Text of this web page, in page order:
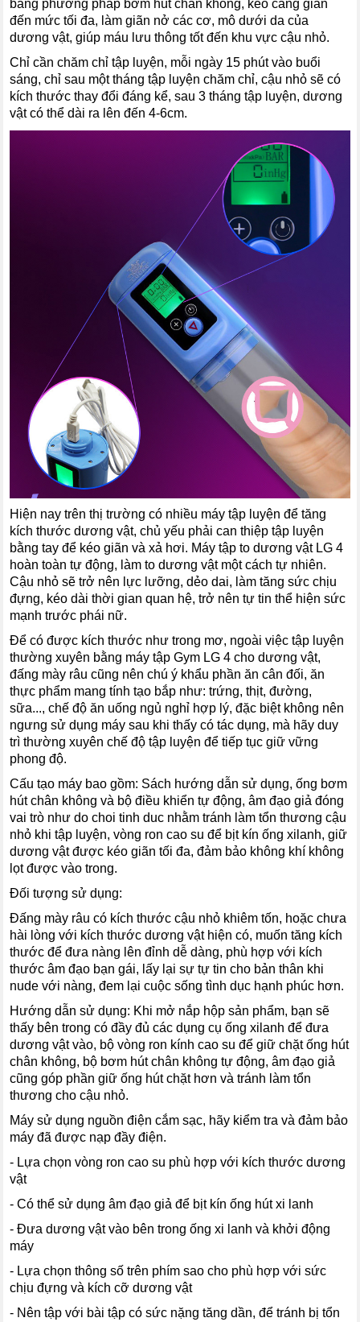
bằng phương pháp bơm hút chân không, kéo căng giãn
đến mức tối đa, làm giãn nở các cơ, mô dưới da của
dương vật, giúp máu lưu thông tốt đến khu vực cậu nhỏ.
Chỉ cần chăm chỉ tập luyện, mỗi ngày 15 phút vào buổi
sáng, chỉ sau một tháng tập luyện chăm chỉ, cậu nhỏ sẽ có
kích thước thay đổi đáng kể, sau 3 tháng tập luyện, dương
vật có thể dài ra lên đến 4-6cm.
Hiện nay trên thị trường có nhiều máy tập luyện để tăng
kích thước dương vật, chủ yếu phải can thiệp tập luyện
bằng tay để kéo giãn và xả hơi. Máy tập to dương vật LG 4
hoàn toàn tự động, làm to dương vật một cách tự nhiên.
Cậu nhỏ sẽ trở nên lực lưỡng, dẻo dai, làm tăng sức chịu
đựng, kéo dài thời gian quan hệ, trở nên tự tin thể hiện sức
mạnh trước phái nữ.
Để có được kích thước như trong mơ, ngoài việc tập luyện
thường xuyên bằng máy tập Gym LG 4 cho dương vật,
đấng mày râu cũng nên chú ý khẩu phần ăn cân đối, ăn
thực phẩm mang tính tạo bắp như: trứng, thịt, đường,
sữa..., chế độ ăn uống ngủ nghỉ hợp lý, đặc biệt không nên
ngưng sử dụng máy sau khi thấy có tác dụng, mà hãy duy
trì thường xuyên chế độ tập luyện để tiếp tục giữ vững
phong độ.
Cấu tạo máy bao gồm: Sách hướng dẫn sử dụng, ống bơm
hút chân không và bộ điều khiển tự động, âm đạo giả đóng
vai trò như do choi tinh duc nhằm tránh làm tổn thương cậu
nhỏ khi tập luyện, vòng ron cao su để bịt kín ống xilanh, giữ
dương vật được kéo giãn tối đa, đảm bảo không khí không
lọt được vào trong.
Đối tượng sử dụng:
Đấng mày râu có kích thước cậu nhỏ khiêm tốn, hoặc chưa
hài lòng với kích thước dương vật hiện có, muốn tăng kích
thước để đưa nàng lên đỉnh dễ dàng, phù hợp với kích
thước âm đạo bạn gái, lấy lại sự tự tin cho bản thân khi
nude với nàng, đem lại cuộc sống tình dục hạnh phúc hơn.
Hướng dẫn sử dụng: Khi mở nắp hộp sản phẩm, bạn sẽ
thấy bên trong có đầy đủ các dụng cụ ống xilanh để đưa
dương vật vào, bộ vòng ron kính cao su để giữ chặt ống hút
chân không, bộ bơm hút chân không tự động, âm đạo giả
cũng góp phần giữ ống hút chặt hơn và tránh làm tổn
thương cho cậu nhỏ.
Máy sử dụng nguồn điện cắm sạc, hãy kiểm tra và đảm bảo
máy đã được nạp đầy điện.
- Lựa chọn vòng ron cao su phù hợp với kích thước dương
vật
- Có thể sử dụng âm đạo giả để bịt kín ống hút xi lanh
- Đưa dương vật vào bên trong ống xi lanh và khởi động
máy
- Lựa chọn thông số trên phím sao cho phù hợp với sức
chịu đựng và kích cỡ dương vật
- Nên tập với bài tập có sức nặng tăng dần, để tránh bị tổn